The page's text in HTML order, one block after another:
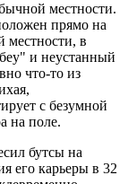
местности.
прямо на
местности, в
и неустанный
что-то из
с безумной
на поле.
бутсы на
его карьеры в 32